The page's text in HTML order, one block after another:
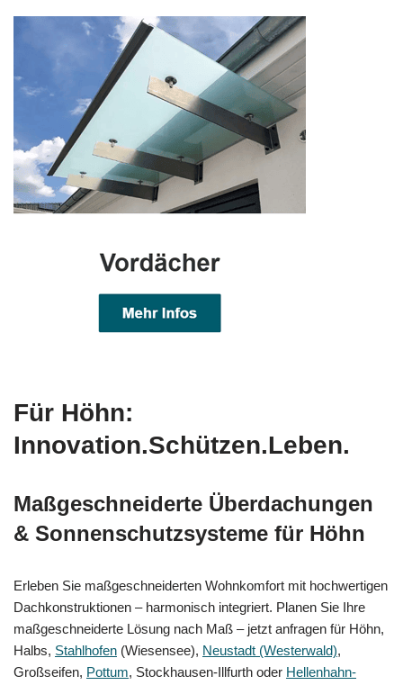
Für Höhn:
Innovation.Schützen.Leben.
Maßgeschneiderte Überdachungen
& Sonnenschutzsysteme für Höhn
Erleben Sie maßgeschneiderten Wohnkomfort mit hochwertigen
Dachkonstruktionen – harmonisch integriert. Planen Sie Ihre
maßgeschneiderte Lösung nach Maß – jetzt anfragen für Höhn,
Halbs, Stahlhofen (Wiesensee), Neustadt (Westerwald),
Großseifen, Pottum, Stockhausen-Illfurth oder Hellenhahn-